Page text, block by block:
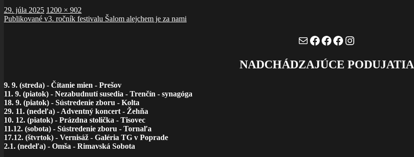
Publikované
29. júla 2025 Plná
veľkosť
1200 × 902
Navigácia
Publikované v3. ročník festivalu Šalom alejchem je za nami
MailFacebook
Facebook
Facebook
Instagram
NADCHÁDZAJÚCE PODUJATIA
9. 9. (streda) - Čítanie mien - Prešov
11. 9. (piatok) - Nezabudnutí susedia - Trenčín - synagóga
18. 9. (piatok) - Sústredenie zboru - Kolta
29. 11. (nedeľa) - Adventný koncert - Žehňa
10. 12. (piatok) - Prázdna stolička - Tisovec
11.12. (sobota) - Sústredenie zboru - Tornaľa
17.12. (štvrtok) - Vernisáž - Galéria TG v Poprade
2.1. (nedeľa) - Omša - Rimavská Sobota